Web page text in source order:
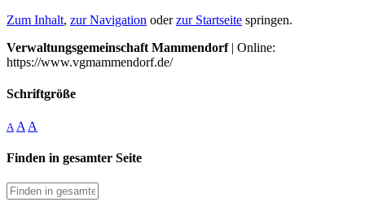
Zum Inhalt, zur Navigation oderzur Startseite springen.
Verwaltungsgemeinschaft Mammendorf| Online:
https://www.vgmammendorf.de/
Schriftgröße
A A A
Finden in gesamter Seite